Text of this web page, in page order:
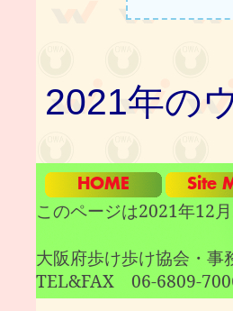
2021年の
このページは2021年12
大阪府歩け歩け協会・
TEL&FAX 06-6809-